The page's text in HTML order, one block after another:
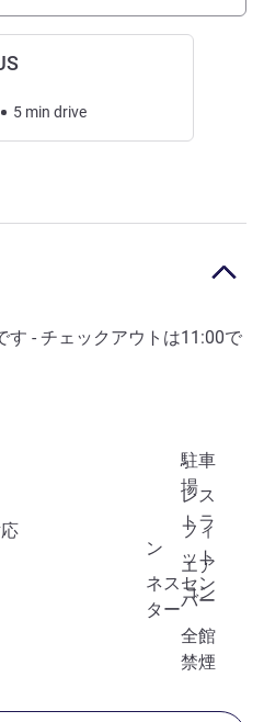
5 min drive
す - チェックアウトは11:00で
駐車
場
レス
トラ
ン
フィ
ット
ネスセン
ター
エア
コン
バー
全館
禁煙